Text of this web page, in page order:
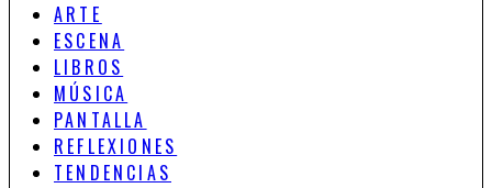
ARTE
ESCENA
LIBROS
MÚSICA
PANTALLA
REFLEXIONES
TENDENCIAS